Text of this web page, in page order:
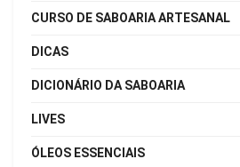
CURSO DE SABOARIA ARTESANAL
DICAS
DICIONÁRIO DA SABOARIA
LIVES
ÓLEOS ESSENCIAIS